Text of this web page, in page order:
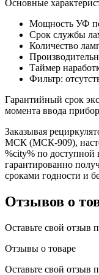
Основные
Мощность УФ
Срок службы
Количество
Таймер
Фильтр:
Гарантийный срок
момента ввода
Заказывая
МСК (МСК-909),
%city% по доступной
гарантированно
сроками годности и
Отзывов о
Оставьте свой отзыв
Отзывы о товаре
Оставьте свой отзыв